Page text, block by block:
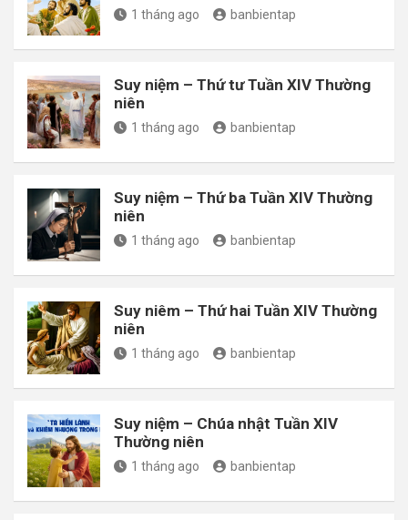
1 tháng ago banbientap
Suy niệm – Thứ tư Tuần XIV Thường
niên
1 tháng ago banbientap
Suy niệm – Thứ ba Tuần XIV Thường
niên
1 tháng ago banbientap
Suy niêm – Thứ hai Tuần XIV Thường
niên
1 tháng ago banbientap
Suy niệm – Chúa nhật Tuần XIV
Thường niên
1 tháng ago banbientap